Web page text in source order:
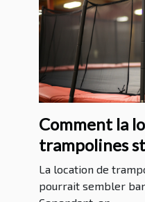
Comment la
trampolines
locale
La location de
pourrait sembler